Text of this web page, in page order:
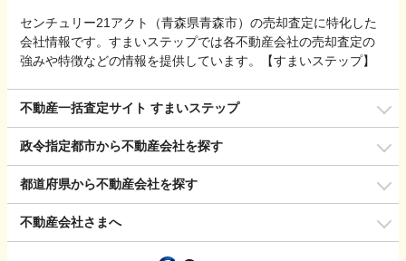
センチュリー21アクト（青森県青森市）の売却査定に特化した
会社情報です。すまいステップでは各不動産会社の売却査定の
強みや特徴などの情報を提供しています。【すまいステップ】
不動産一括査定サイト すまいステップ
政令指定都市から不動産会社を探す
都道府県から不動産会社を探す
不動産会社さまへ